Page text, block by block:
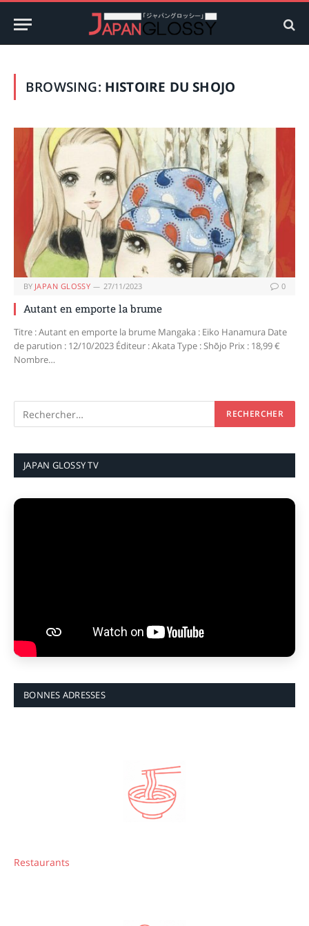
BROWSING: HISTOIRE DU SHOJO
BY JAPAN GLOSSY 27/11/2023 0
Autant en emporte la brume
Titre : Autant en emporte la brume Mangaka : Eiko Hanamura Date
de parution : 12/10/2023 Éditeur : Akata Type : Shōjo Prix : 18,99 €
Nombre…
JAPAN GLOSSY TV
BONNES ADRESSES
Restaurants